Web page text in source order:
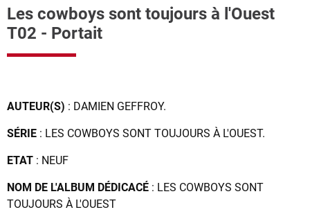
Les cowboys sont toujours à l'Ouest
T02 - Portait
AUTEUR(S) : DAMIEN GEFFROY.
SÉRIE : LES COWBOYS SONT TOUJOURS À L'OUEST.
ETAT : NEUF
NOM DE L'ALBUM DÉDICACÉ : LES COWBOYS SONT
TOUJOURS À L'OUEST